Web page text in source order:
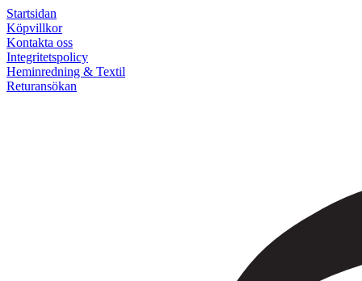
Startsidan
Köpvillkor
Kontakta oss
Integritetspolicy
Heminredning & Textil
Returansökan